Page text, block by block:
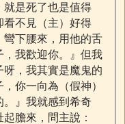
就是死了也是值得
看不見（主）好得
彎下腰來，用他的舌
，我歡迎你。』但我
，我其實是魔鬼的
你一向為（假神）
。』我就感到希奇
膽來，問主說：